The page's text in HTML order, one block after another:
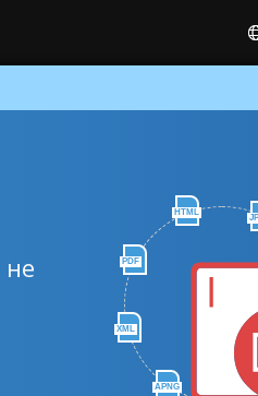
HTML
PDF
XML
APNG
не